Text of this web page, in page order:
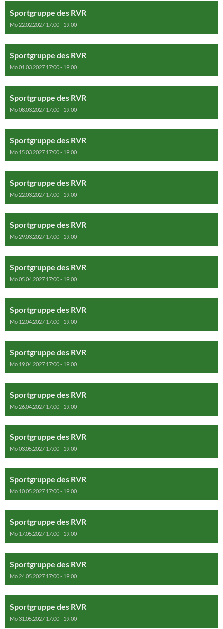
Sportgruppe des RVR
Mo 22.02.2027 17:00 - 19:00
Sportgruppe des RVR
Mo 01.03.2027 17:00 - 19:00
Sportgruppe des RVR
Mo 08.03.2027 17:00 - 19:00
Sportgruppe des RVR
Mo 15.03.2027 17:00 - 19:00
Sportgruppe des RVR
Mo 22.03.2027 17:00 - 19:00
Sportgruppe des RVR
Mo 29.03.2027 17:00 - 19:00
Sportgruppe des RVR
Mo 05.04.2027 17:00 - 19:00
Sportgruppe des RVR
Mo 12.04.2027 17:00 - 19:00
Sportgruppe des RVR
Mo 19.04.2027 17:00 - 19:00
Sportgruppe des RVR
Mo 26.04.2027 17:00 - 19:00
Sportgruppe des RVR
Mo 03.05.2027 17:00 - 19:00
Sportgruppe des RVR
Mo 10.05.2027 17:00 - 19:00
Sportgruppe des RVR
Mo 17.05.2027 17:00 - 19:00
Sportgruppe des RVR
Mo 24.05.2027 17:00 - 19:00
Sportgruppe des RVR
Mo 31.05.2027 17:00 - 19:00